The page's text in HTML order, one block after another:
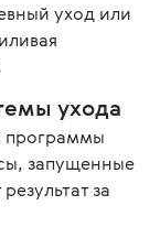
уход или
ухода
программы
запущенные
за